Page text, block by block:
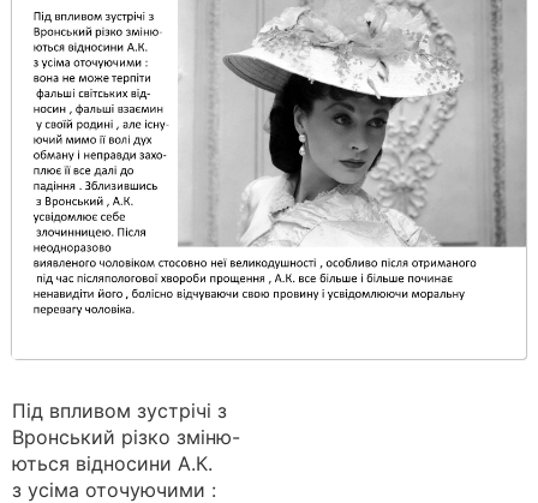
Під впливом зустрічі з
Вронський різко зміню-
ються відносини А.К.
з усіма оточуючими :